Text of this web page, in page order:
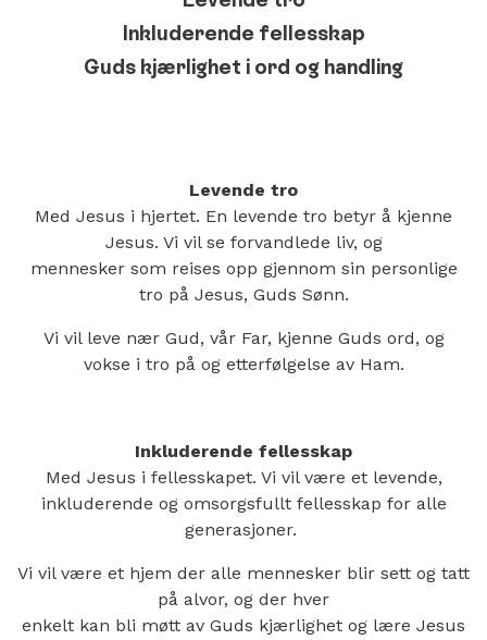
Inkluderende fellesskap
Guds kjærlighet i ord og handling
Levende tro
Med Jesus i hjertet. En levende tro betyr å kjenne
Jesus. Vi vil se forvandlede liv, og
mennesker som reises opp gjennom sin personlige
tro på Jesus, Guds Sønn.
Vi vil leve nær Gud, vår Far, kjenne Guds ord, og
vokse i tro på og etterfølgelse av Ham.
Inkluderende fellesskap
Med Jesus i fellesskapet. Vi vil være et levende,
inkluderende og omsorgsfullt fellesskap for alle
generasjoner.
Vi vil være et hjem der alle mennesker blir sett og tatt
på alvor, og der hver
enkelt kan bli møtt av Guds kjærlighet og lære Jesus